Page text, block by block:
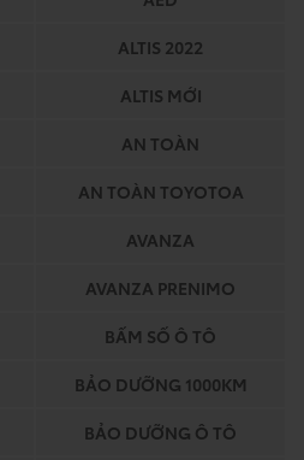
ALTIS 2022
ALTIS MỚI
AN TOÀN
AN TOÀN TOYOTOA
AVANZA
AVANZA PRENIMO
BẤM SỐ Ô TÔ
BẢO DƯỠNG 1000KM
BẢO DƯỠNG Ô TÔ